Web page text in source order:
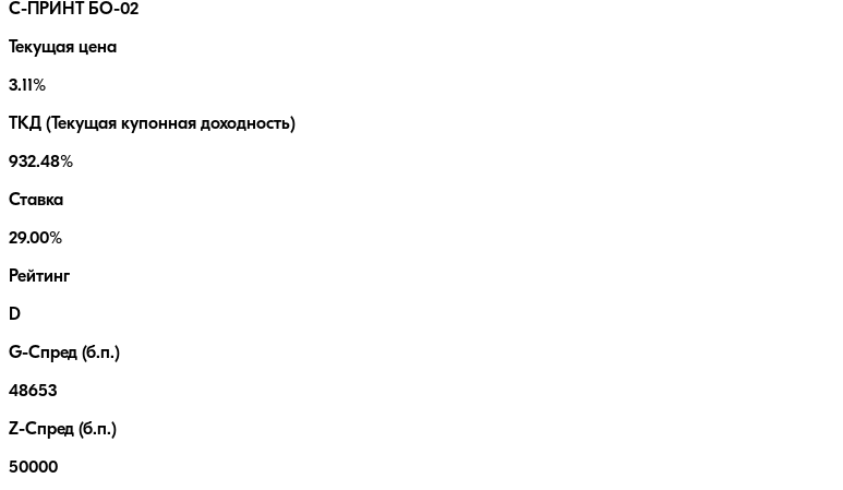
С-ПРИНТ БО-02
Текущая цена
3.11%
ТКД (Текущая купонная доходность)
932.48%
Ставка
29.00%
Рейтинг
D
G-Спред (б.п.)
48653
Z-Спред (б.п.)
50000